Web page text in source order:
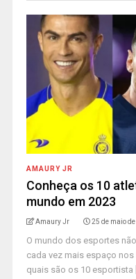
AMAURY JR
Conheça os 10
mundo em 2023
Amaury Jr 25 de maio
O mundo dos esportes
cada vez mais espaço
quais são os 10 esportista